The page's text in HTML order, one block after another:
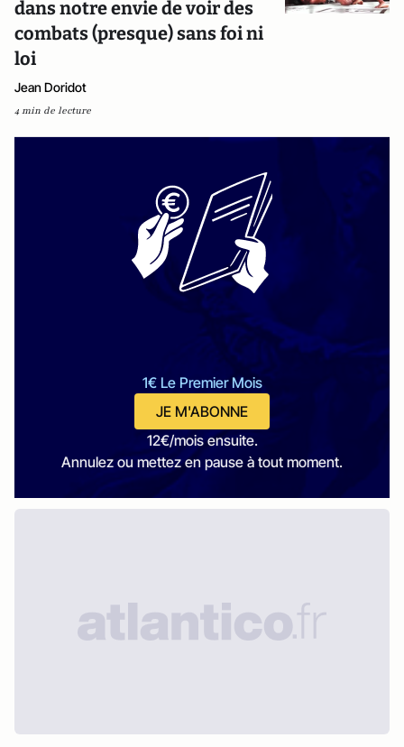
dans notre envie de voir des
combats (presque) sans foi ni
loi
Jean Doridot
4 min de lecture
1€ Le Premier Mois
JE M'ABONNE
12€/mois ensuite.
Annulez ou mettez en pause à tout moment.